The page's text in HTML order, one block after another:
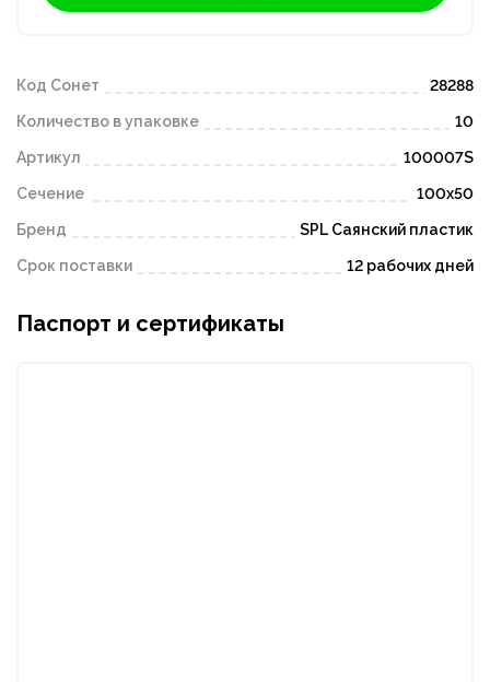
Код Сонет 28288
Количество в упаковке 10
Артикул 100007S
Сечение 100х50
Бренд SPL Саянский пластик
Срок поставки 12 рабочих дней
Паспорт и сертификаты